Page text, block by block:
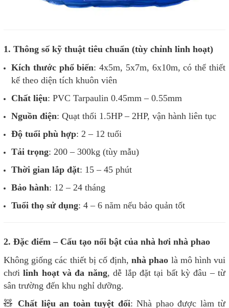
1. Thông số kỹ thuật tiêu chuẩn (tùy chỉnh linh hoạt)
Kích thước phổ biến: 4x5m, 5x7m, 6x10m, có thể thiết
kế theo diện tích khuôn viên
Chất liệu: PVC Tarpaulin 0.45mm – 0.55mm
Nguồn điện: Quạt thổi 1.5HP – 2HP, vận hành liên tục
Độ tuổi phù hợp: 2 – 12 tuổi
Tải trọng: 200 – 300kg (tùy mẫu)
Thời gian lắp đặt: 15 – 45 phút
Bảo hành: 12 – 24 tháng
Tuổi thọ sử dụng: 4 – 6 năm nếu bảo quản tốt
2. Đặc điểm – Cấu tạo nổi bật của nhà hơi nhà phao
Không giống các thiết bị cố định,nhà phao là mô hình vui
chơilinh hoạt và đa năng, dễ lắp đặt tại bất kỳ đâu – từ
sân trường đến khu nghỉ dưỡng.
🧸 Chất liệu an toàn tuyệt đối: Nhà phao được làm từ